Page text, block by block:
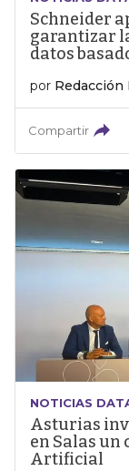
Schneider
garantizar
datos
por
Compartir
NOTICIAS
Asturias
en Salas
Artificial